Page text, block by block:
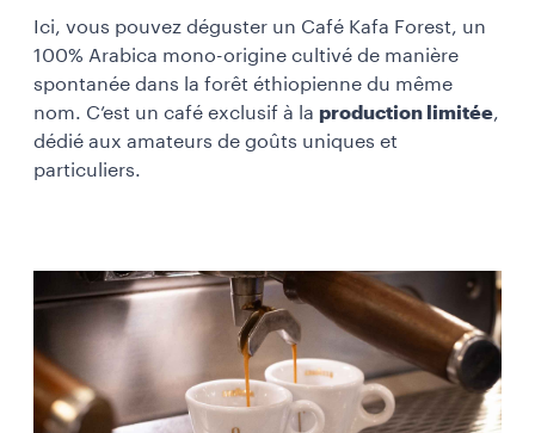
Ici, vous pouvez déguster un Café Kafa Forest, un
100% Arabica mono-origine cultivé de manière
spontanée dans la forêt éthiopienne du même
nom. C’est un café exclusif à la production limitée,
dédié aux amateurs de goûts uniques et
particuliers.